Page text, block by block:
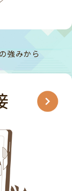
強みから